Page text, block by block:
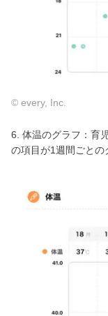
© every, Inc.
6. 体温のグラフ：育
の項目が1週間ごとの